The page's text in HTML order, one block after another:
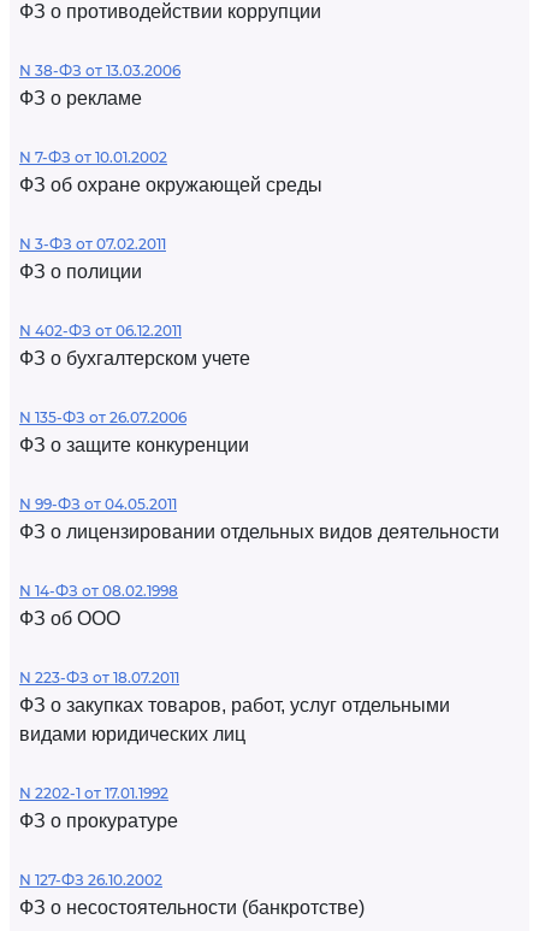
ФЗ о противодействии коррупции
N 38-ФЗ от 13.03.2006
ФЗ о рекламе
N 7-ФЗ от 10.01.2002
ФЗ об охране окружающей среды
N 3-ФЗ от 07.02.2011
ФЗ о полиции
N 402-ФЗ от 06.12.2011
ФЗ о бухгалтерском учете
N 135-ФЗ от 26.07.2006
ФЗ о защите конкуренции
N 99-ФЗ от 04.05.2011
ФЗ о лицензировании отдельных видов деятельности
N 14-ФЗ от 08.02.1998
ФЗ об ООО
N 223-ФЗ от 18.07.2011
ФЗ о закупках товаров, работ, услуг отдельными
видами юридических лиц
N 2202-1 от 17.01.1992
ФЗ о прокуратуре
N 127-ФЗ 26.10.2002
ФЗ о несостоятельности (банкротстве)